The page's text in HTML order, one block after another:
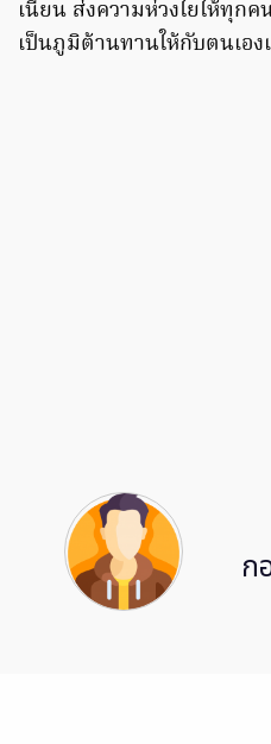
เนี่ยน ส่งความห่วงใยให้ทุก
เป็นภูมิต้านทานให้กับตนเอ
ก